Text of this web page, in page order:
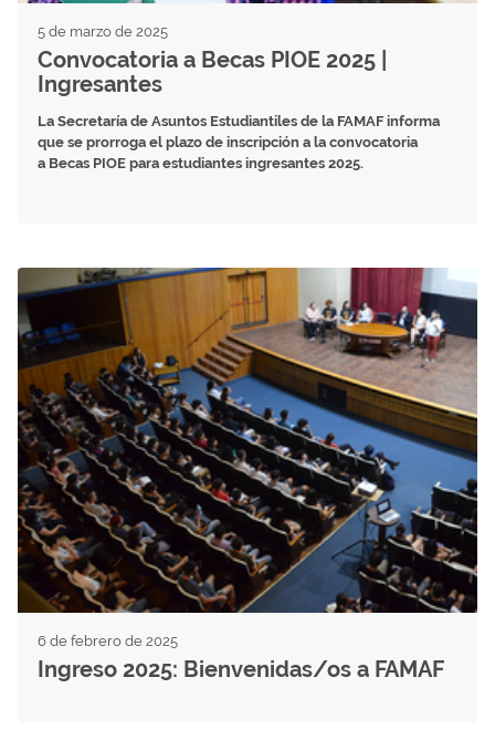
5 de marzo de 2025
Convocatoria a Becas PIOE 2025 |
Ingresantes
La Secretaría de Asuntos Estudiantiles de la FAMAF informa
que se prorroga el plazo de inscripción a la convocatoria
a Becas PIOE para estudiantes ingresantes 2025.
6 de febrero de 2025
Ingreso 2025: Bienvenidas/os a FAMAF